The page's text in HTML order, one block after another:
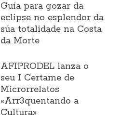
Guía para gozar da
eclipse no esplendor da
súa totalidade na Costa
da Morte
AFIPRODEL lanza o
seu I Certame de
Microrrelatos
«Arr3quentando a
Cultura»